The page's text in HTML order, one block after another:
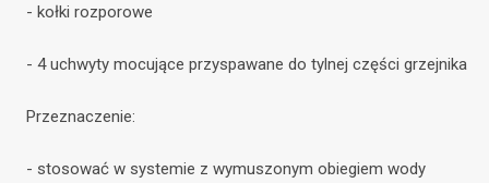
- kołki rozporowe
- 4 uchwyty mocujące przyspawane do tylnej części grzejnika
Przeznaczenie:
- stosować w systemie z wymuszonym obiegiem wody